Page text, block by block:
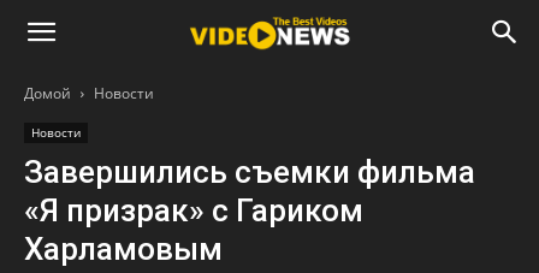
Домой Новости
Новости
Завершились съемки фильма
«Я призрак» с Гариком
Харламовым